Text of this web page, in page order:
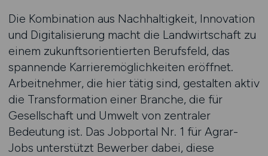
Die Kombination aus Nachhaltigkeit, Innovation
und Digitalisierung macht die Landwirtschaft zu
einem zukunftsorientierten Berufsfeld, das
spannende Karrieremöglichkeiten eröffnet.
Arbeitnehmer, die hier tätig sind, gestalten aktiv
die Transformation einer Branche, die für
Gesellschaft und Umwelt von zentraler
Bedeutung ist. Das Jobportal Nr. 1 für Agrar-
Jobs unterstützt Bewerber dabei, diese